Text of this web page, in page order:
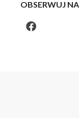
OBSERWUJ